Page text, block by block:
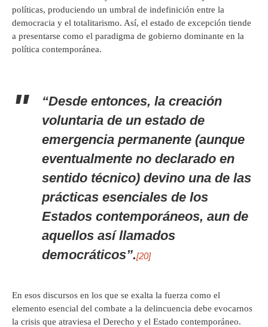
políticas, produciendo un umbral de indefinición entre la
democracia y el totalitarismo. Así, el estado de excepción tiende
a presentarse como el paradigma de gobierno dominante en la
política contemporánea.
“Desde entonces, la creación
voluntaria de un estado de
emergencia permanente (aunque
eventualmente no declarado en
sentido técnico) devino una de las
prácticas esenciales de los
Estados contemporáneos, aun de
aquellos así llamados
democráticos”.[20]
En esos discursos en los que se exalta la fuerza como el
elemento esencial del combate a la delincuencia debe evocarnos
la crisis que atraviesa el Derecho y el Estado contemporáneo.